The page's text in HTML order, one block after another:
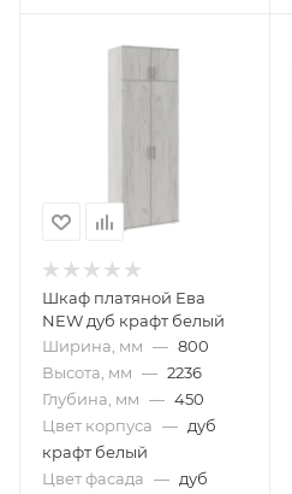
Шкаф платяной Ева
NEW дуб крафт белый
Ширина, мм — 800
Высота, мм — 2236
Глубина, мм — 450
Цвет корпуса — дуб
крафт белый
Цвет фасада — дуб